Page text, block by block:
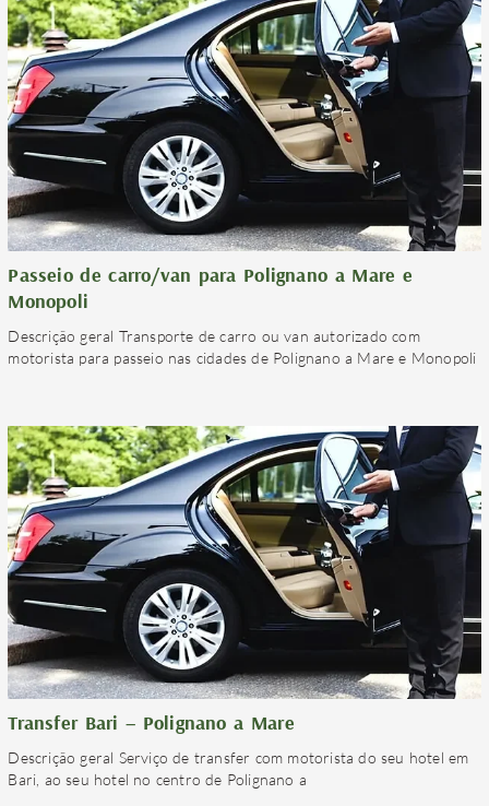
Passeio de carro/van para Polignano a Mare e
Monopoli
Descrição geral Transporte de carro ou van autorizado com
motorista para passeio nas cidades de Polignano a Mare e Monopoli
Transfer Bari – Polignano a Mare
Descrição geral Serviço de transfer com motorista do seu hotel em
Bari, ao seu hotel no centro de Polignano a